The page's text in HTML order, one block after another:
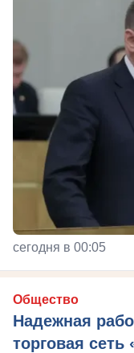
сегодня в 00:05
Общество
Надежная
торговая сеть